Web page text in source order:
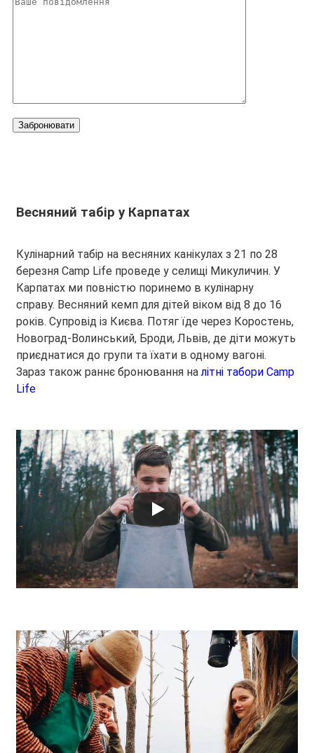
Забронювати
Весняний табір у Карпатах
Кулінарний табір на весняних канікулах з 21 по 28
березня Camp Life проведе у селищі Микуличин. У
Карпатах ми повністю поринемо в кулінарну
справу. Весняний кемп для дітей віком від 8 до 16
років. Супровід із Києва. Потяг їде через Коростень,
Новоград-Волинський, Броди, Львів, де діти можуть
приєднатися до групи та їхати в одному вагоні.
Зараз також раннє бронювання налітні табори Camp
Life